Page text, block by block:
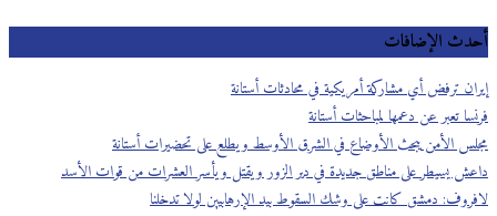
أحدث الإضافات
إيران ترفض أي مشاركة أمريكية في محادثات أستانة
فرنسا تعبر عن دعمها لمباحثات أستانة
مجلس الأمن يبحث الأوضاع في الشرق الأوسط ويطلع على تحضيرات أستانة
داعش يسيطر على مناطق جديدة في دير الزور ويقتل ويأسر العشرات من قوات الأسد
لافروف: دمشق كانت على وشك السقوط بيد الإرهابيين لولا تدخلنا